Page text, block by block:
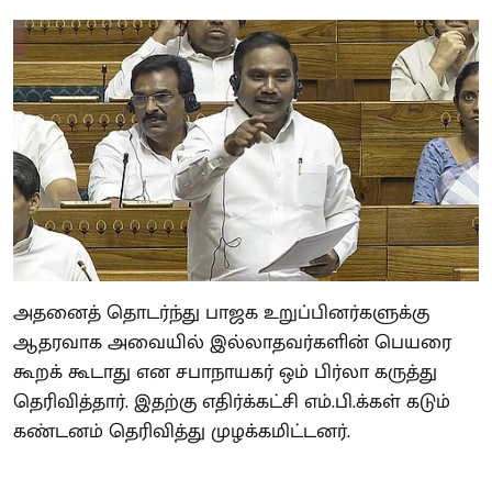
அதனைத் தொடர்ந்து பாஜக உறுப்பினர்களுக்கு
ஆதரவாக அவையில் இல்லாதவர்களின் பெயரை
கூறக் கூடாது என சபாநாயகர் ஒம் பிர்லா கருத்து
தெரிவித்தார். இதற்கு எதிர்க்கட்சி எம்.பி.க்கள் கடும்
கண்டனம் தெரிவித்து முழக்கமிட்டனர்.